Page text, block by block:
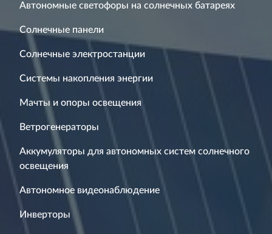
Автономные светофоры на солнечных батареях
Солнечные панели
Солнечные электростанции
Системы накопления энергии
Мачты и опоры освещения
Ветрогенераторы
Аккумуляторы для автономных систем солнечного
освещения
Автономное видеонаблюдение
Инверторы